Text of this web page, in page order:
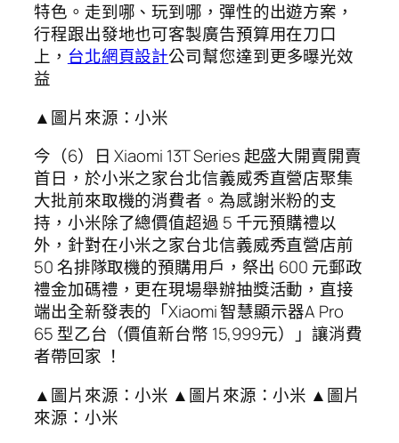
特色。走到哪、玩到哪，彈性的出遊方案，
行程跟出發地也可客製廣告預算用在刀口
上， 台北網頁設計公司幫您達到更多曝光效
益
▲圖片來源：小米
今（6）日 Xiaomi 13T Series 起盛大開賣開賣
首日，於小米之家台北信義威秀直營店聚集
大批前來取機的消費者。為感謝米粉的支
持，小米除了總價值超過 5 千元預購禮以
外，針對在小米之家台北信義威秀直營店前
50 名排隊取機的預購用戶，祭出 600 元郵政
禮金加碼禮，更在現場舉辦抽獎活動，直接
端出全新發表的「Xiaomi 智慧顯示器A Pro
65 型乙台（價值新台幣 15,999元）」讓消費
者帶回家 ！
▲圖片來源：小米 ▲圖片來源：小米 ▲圖片
來源：小米